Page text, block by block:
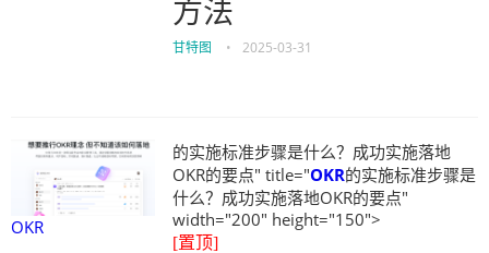
方法
甘特图 • 2025-03-31
OKR
的实施标准步骤是什么？成功实施落地
OKR的要点" title="OKR的实施标准步骤是
什么？成功实施落地OKR的要点"
width="200" height="150">
[置顶]